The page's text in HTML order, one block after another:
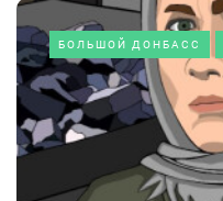
БОЛЬШОЙ ДОНБАСС